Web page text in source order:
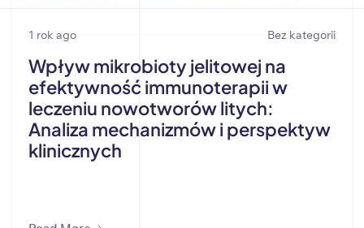
1 rok ago Bez kategorii
Wpływ mikrobioty jelitowej na
efektywność immunoterapii w
leczeniu nowotworów litych:
Analiza mechanizmów i perspektyw
klinicznych